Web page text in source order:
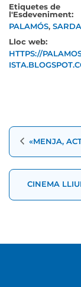
Etiquetes de
l'Esdeveniment:
PALAMÓS,
Lloc web:
HTTPS://
«MENJA,